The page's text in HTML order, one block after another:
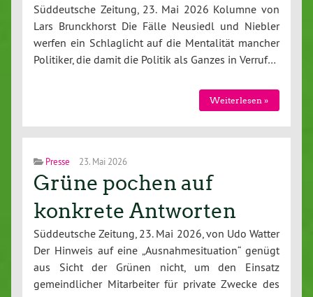
Süddeutsche Zeitung, 23. Mai 2026 Kolumne von
Lars Brunckhorst Die Fälle Neusiedl und Niebler
werfen ein Schlaglicht auf die Mentalität mancher
Politiker, die damit die Politik als Ganzes in Verruf…
Weiterlesen »
Presse 23. Mai 2026
Grüne pochen auf
konkrete Antworten
Süddeutsche Zeitung, 23. Mai 2026, von Udo Watter
Der Hinweis auf eine „Ausnahmesituation“ genügt
aus Sicht der Grünen nicht, um den Einsatz
gemeindlicher Mitarbeiter für private Zwecke des